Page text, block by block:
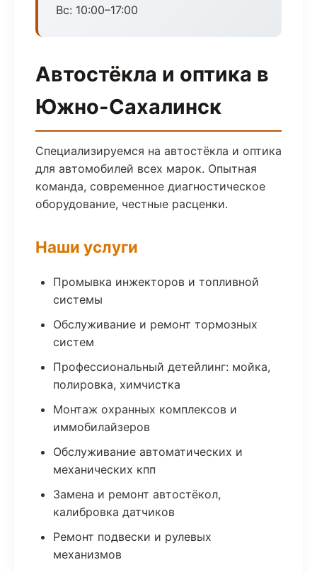
Вс: 10:00–17:00
Автостёкла и оптика в
Южно-Сахалинск
Специализируемся на автостёкла и оптика
для автомобилей всех марок. Опытная
команда, современное диагностическое
оборудование, честные расценки.
Наши услуги
Промывка инжекторов и топливной
системы
Обслуживание и ремонт тормозных
систем
Профессиональный детейлинг: мойка,
полировка, химчистка
Монтаж охранных комплексов и
иммобилайзеров
Обслуживание автоматических и
механических кпп
Замена и ремонт автостёкол,
калибровка датчиков
Ремонт подвески и рулевых
механизмов